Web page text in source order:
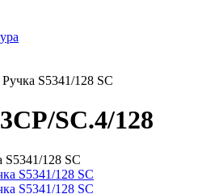
S5341/128 SC
SC.4/128
S5341/128 SC